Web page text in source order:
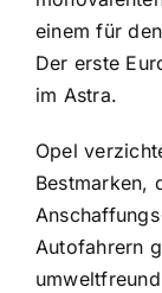
einem für
Der erste
im Astra.
Opel
Bestmarken,
Autofahrern